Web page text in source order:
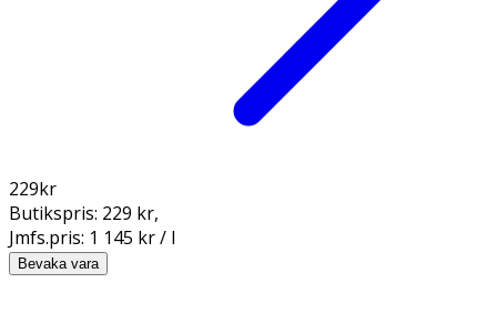
229kr
Butikspris: 229 kr,
Jmfs.pris: 1 145 kr / l
Bevaka vara